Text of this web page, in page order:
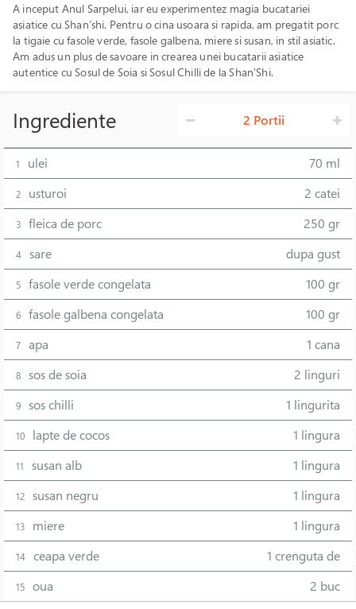
A inceput Anul Sarpelui, iar eu experimentez magia bucatariei
asiatice cu Shan’shi. Pentru o cina usoara si rapida, am pregatit porc
la tigaie cu fasole verde, fasole galbena, miere si susan, in stil asiatic.
Am adus un plus de savoare in crearea unei bucatarii asiatice
autentice cu Sosul de Soia si Sosul Chilli de la Shan'Shi.
Ingrediente 2 Portii
1 ulei 70 ml
2 usturoi 2 catei
3 fleica de porc 250 gr
4 sare dupa gust
5 fasole verde congelata 100 gr
6 fasole galbena congelata 100 gr
7 apa 1 cana
8 sos de soia 2 linguri
9 sos chilli 1 lingurita
10 lapte de cocos 1 lingura
11 susan alb 1 lingura
12 susan negru 1 lingura
13 miere 1 lingura
14 ceapa verde 1 crenguta de
15 oua 2 buc